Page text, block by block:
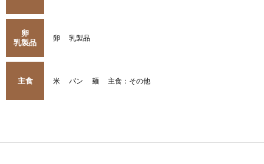
卵
乳製品
卵 乳製品
主食 米 パン 麺 主食：その他